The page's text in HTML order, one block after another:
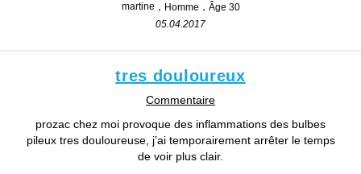
martine Homme
Âge 30
05.04.2017
tres douloureux
Commentaire
prozac chez moi provoque des inflammations des bulbes
pileux tres douloureuse, j’ai temporairement arrêter le temps
de voir plus clair.